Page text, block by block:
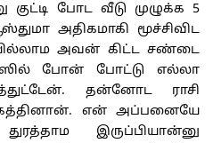
போட வீடு முழுக்க 5
அதிகமாகி மூச்சிவிட
அவன் கிட்ட சண்டை
போன் போட்டு எல்லா
தன்னோட ராசி
என் அப்பனையே
இருப்பியான்னு